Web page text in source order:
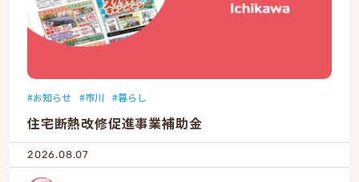
お知らせ 市川 暮らし
住宅断熱改修促進事業補助金
2026.08.07